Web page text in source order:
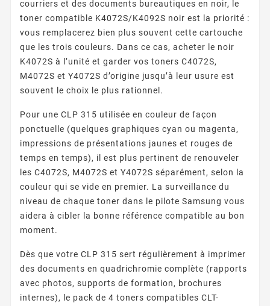
courriers et des documents bureautiques en noir, le
toner compatible K4072S/K4092S noir est la priorité :
vous remplacerez bien plus souvent cette cartouche
que les trois couleurs. Dans ce cas, acheter le noir
K4072S à l’unité et garder vos toners C4072S,
M4072S et Y4072S d’origine jusqu’à leur usure est
souvent le choix le plus rationnel.
Pour une CLP 315 utilisée en couleur de façon
ponctuelle (quelques graphiques cyan ou magenta,
impressions de présentations jaunes et rouges de
temps en temps), il est plus pertinent de renouveler
les C4072S, M4072S et Y4072S séparément, selon la
couleur qui se vide en premier. La surveillance du
niveau de chaque toner dans le pilote Samsung vous
aidera à cibler la bonne référence compatible au bon
moment.
Dès que votre CLP 315 sert régulièrement à imprimer
des documents en quadrichromie complète (rapports
avec photos, supports de formation, brochures
internes), le pack de 4 toners compatibles CLT-